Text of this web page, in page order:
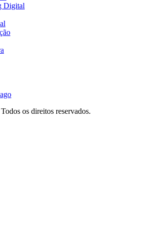
Digital
os direitos reservados.